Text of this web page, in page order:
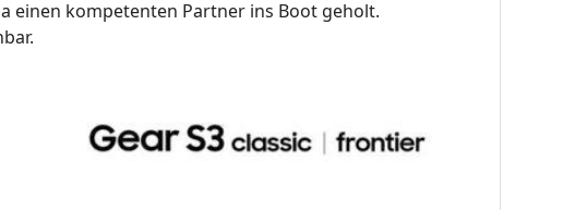
einen kompetenten Partner ins Boot geholt.